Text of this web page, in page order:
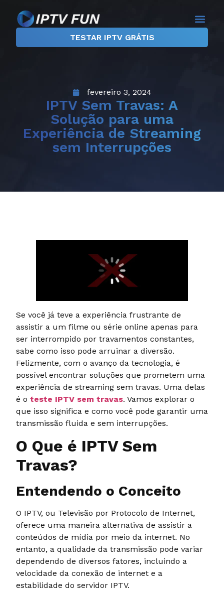
TESTAR IPTV GRÁTIS
fevereiro 3, 2024
IPTV Sem Travas: A
Solução para uma
Experiência de Streaming
sem Interrupções
Se você já teve a experiência frustrante de
assistir a um filme ou série online apenas para
ser interrompido por travamentos constantes,
sabe como isso pode arruinar a diversão.
Felizmente, com o avanço da tecnologia, é
possível encontrar soluções que prometem uma
experiência de streaming sem travas. Uma delas
é o teste IPTV sem travas. Vamos explorar o
que isso significa e como você pode garantir uma
transmissão fluida e sem interrupções.
O Que é IPTV Sem
Travas?
Entendendo o Conceito
O IPTV, ou Televisão por Protocolo de Internet,
oferece uma maneira alternativa de assistir a
conteúdos de mídia por meio da internet. No
entanto, a qualidade da transmissão pode variar
dependendo de diversos fatores, incluindo a
velocidade da conexão de internet e a
estabilidade do servidor IPTV.